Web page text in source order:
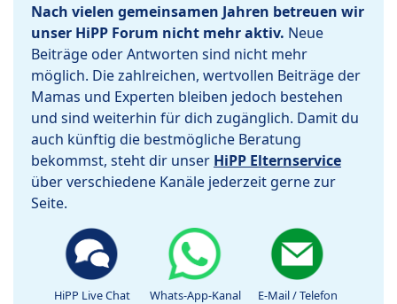
Nach vielen gemeinsamen Jahren betreuen wir
unser HiPP Forum nicht mehr aktiv. Neue
Beiträge oder Antworten sind nicht mehr
möglich. Die zahlreichen, wertvollen Beiträge der
Mamas und Experten bleiben jedoch bestehen
und sind weiterhin für dich zugänglich. Damit du
auch künftig die bestmögliche Beratung
bekommst, steht dir unser HiPP Elternservice
über verschiedene Kanäle jederzeit gerne zur
Seite.
HiPP Live Chat Whats-App-Kanal E-Mail / Telefon